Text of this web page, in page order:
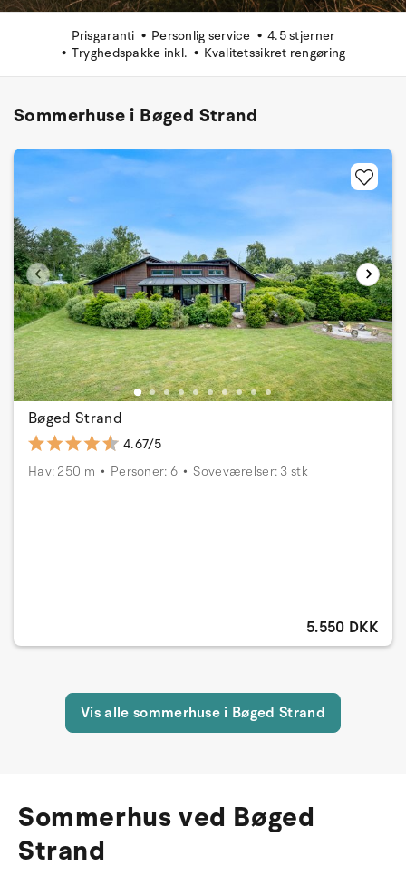
Prisgaranti Personlig service
4.5 stjerner
Tryghedspakke inkl.
Kvalitetssikret rengøring
Sommerhuse i Bøged Strand
Bøged Strand
4.67/5
Hav: 250 m
Personer: 6 Soveværelser: 3 stk
5.550 DKK
Vis alle sommerhuse i Bøged Strand
Sommerhus ved Bøged
Strand